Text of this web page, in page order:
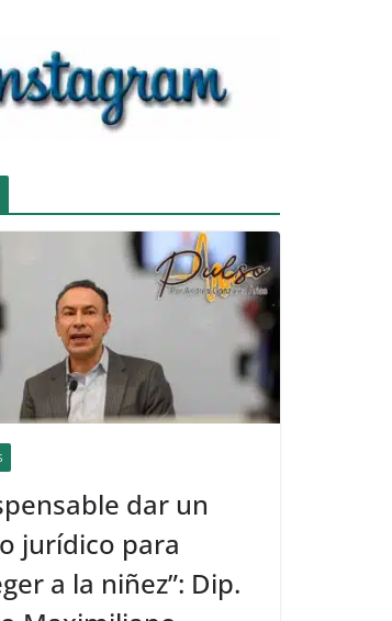
dar un
jurídico para
a la niñez”: Dip.